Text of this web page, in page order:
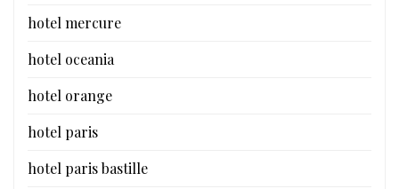
hotel mercure
hotel oceania
hotel orange
hotel paris
hotel paris bastille